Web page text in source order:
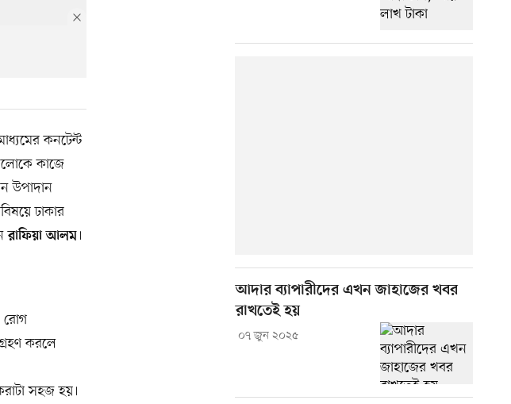
কনটেন্ট
কাজে
উপাদান
ঢাকার
রাফিয়া আলম ।
রোগ
করলে
সহজ হয়।
আদার ব্যাপারীদের এখন জাহাজের খবর
রাখতেই হয়
০৭ জুন ২০২৫